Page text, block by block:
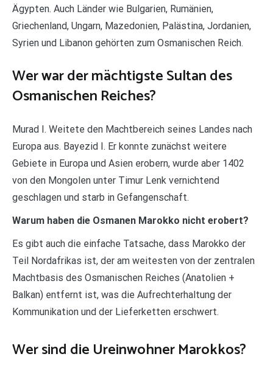
Ägypten. Auch Länder wie Bulgarien, Rumänien,
Griechenland, Ungarn, Mazedonien, Palästina, Jordanien,
Syrien und Libanon gehörten zum Osmanischen Reich.
Wer war der mächtigste Sultan des
Osmanischen Reiches?
Murad I. Weitete den Machtbereich seines Landes nach
Europa aus. Bayezid I. Er konnte zunächst weitere
Gebiete in Europa und Asien erobern, wurde aber 1402
von den Mongolen unter Timur Lenk vernichtend
geschlagen und starb in Gefangenschaft.
Warum haben die Osmanen Marokko nicht erobert?
Es gibt auch die einfache Tatsache, dass Marokko der
Teil Nordafrikas ist, der am weitesten von der zentralen
Machtbasis des Osmanischen Reiches (Anatolien +
Balkan) entfernt ist, was die Aufrechterhaltung der
Kommunikation und der Lieferketten erschwert.
Wer sind die Ureinwohner Marokkos?